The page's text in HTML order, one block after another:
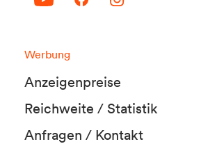
Werbung
Anzeigenpreise
Reichweite / Statistik
Anfragen / Kontakt